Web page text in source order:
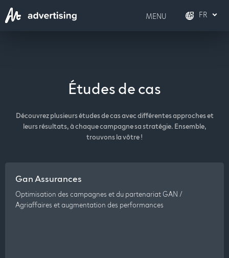
MENU FR
Italiano
Études de cas
Découvrez plusieurs études de cas avec différentes approches et
leurs résultats, à chaque campagne sa stratégie. Ensemble,
trouvons la vôtre !
Gan Assurances
Optimisation des campagnes et du partenariat GAN /
Agriaffaires et augmentation des performances